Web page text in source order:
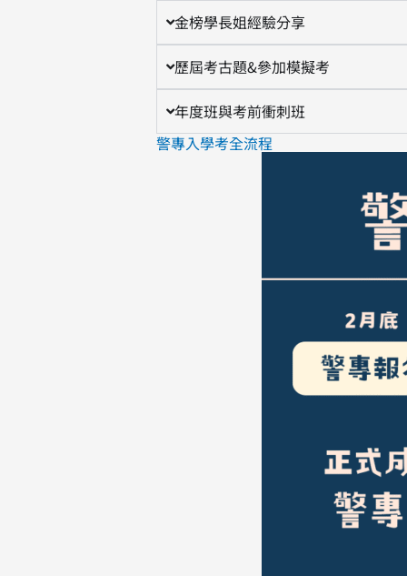
金榜學長姐經驗分享
歷屆考古題&參加模擬考
年度班與考前衝刺班
警專入學考全流程